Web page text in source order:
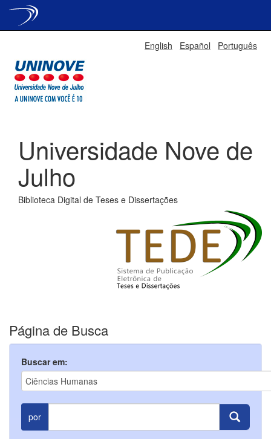
English Español Português
Universidade Nove de
Julho
Biblioteca Digital de Teses e Dissertações
Página de Busca
Buscar em:
por